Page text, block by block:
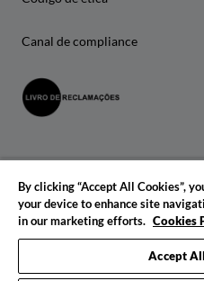
Canal de compliance
© 2026 IADE. Todos os direitos
By clicking “Accept All Cookies”,
your device to enhance site
in our marketing efforts. Cookies
Accept